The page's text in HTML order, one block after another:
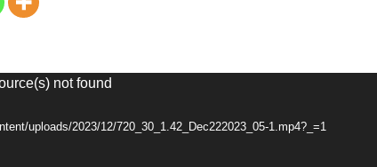
not found
uploads/2023/12/720_30_1.42_Dec222023_05-1.mp4?_=1